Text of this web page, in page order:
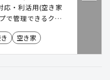
応・利活用(空き家
で管理できるクラ
テムです。現地写
化し、地図上で所
空き家